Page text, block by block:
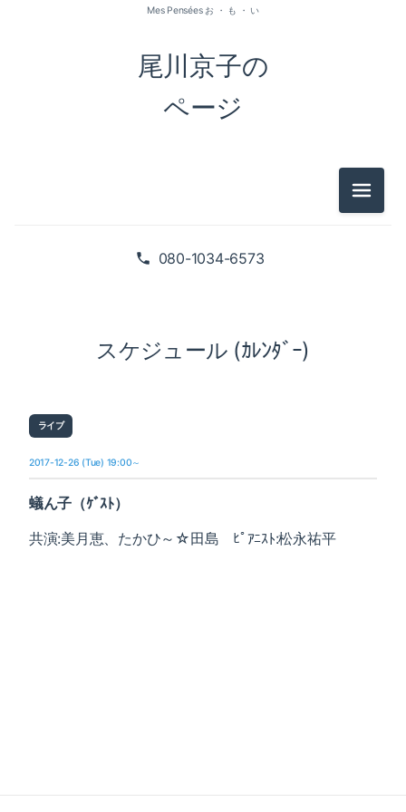
080-1034-6573
尾川京子の
ページ
Mes Pensées お ・ も ・ い
メニュ
スケジュール (ｶﾚﾝﾀﾞｰ)
ライブ
2017-12-26 (Tue) 19:00～
蟻ん子（ｹﾞｽﾄ）
共演:美月恵、たかひ～☆田島 ﾋﾟｱﾆｽﾄ:松永祐平